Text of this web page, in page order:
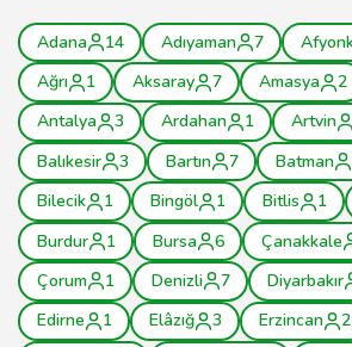
Adana 14 Adıyaman 7
Ağrı
1 Aksaray 7 Amasya 2
Antalya
3 Ardahan 1 Artvin
Balıkesir
3 Bartın 7 Batman
Bilecik
1 Bingöl 1 Bitlis 1
Burdur
1 Bursa 6 Çanakkale
Çorum
1 Denizli 7 Diyarbakır
Edirne
1 Elâzığ 3 Erzincan 2